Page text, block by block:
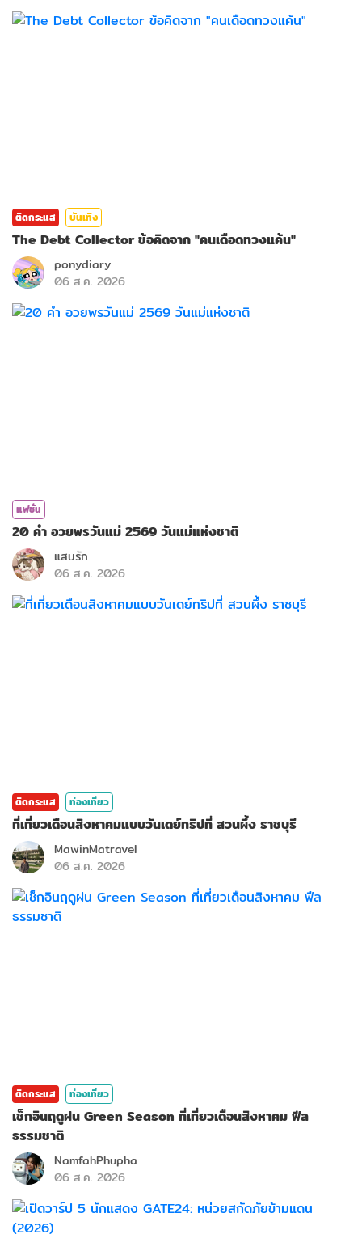
ติดกระแส บันเทิง
The Debt Collector ข้อคิดจาก "คนเดือดทวงแค้น"
ponydiary
06 ส.ค. 2026
แฟชั่น
20 คำ อวยพรวันแม่ 2569 วันแม่แห่งชาติ
แสนรัก
06 ส.ค. 2026
ติดกระแส ท่องเที่ยว
ที่เที่ยวเดือนสิงหาคมแบบวันเดย์ทริปที่ สวนผึ้ง ราชบุรี
MawinMatravel
06 ส.ค. 2026
ติดกระแส ท่องเที่ยว
เช็กอินฤดูฝน Green Season ที่เที่ยวเดือนสิงหาคม ฟีล
ธรรมชาติ
NamfahPhupha
06 ส.ค. 2026